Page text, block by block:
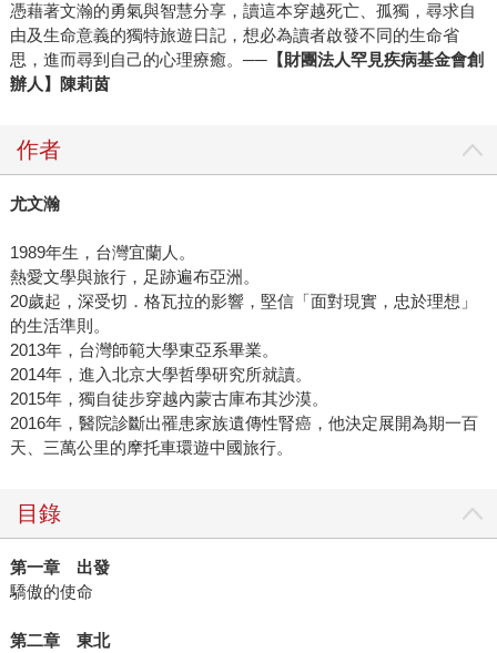
憑藉著文瀚的勇氣與智慧分享，讀這本穿越死亡、孤獨，尋求自
由及生命意義的獨特旅遊日記，想必為讀者啟發不同的生命省
思，進而尋到自己的心理療癒。──【財團法人罕見疾病基金會創
辦人】陳莉茵
作者
尤文瀚
1989年生，台灣宜蘭人。
熱愛文學與旅行，足跡遍布亞洲。
20歲起，深受切．格瓦拉的影響，堅信「面對現實，忠於理想」
的生活準則。
2013年，台灣師範大學東亞系畢業。
2014年，進入北京大學哲學研究所就讀。
2015年，獨自徒步穿越內蒙古庫布其沙漠。
2016年，醫院診斷出罹患家族遺傳性腎癌，他決定展開為期一百
天、三萬公里的摩托車環遊中國旅行。
目錄
第一章 出發
驕傲的使命
第二章 東北